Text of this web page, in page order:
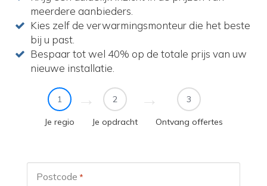
meerdere aanbieders.
Kies zelf de verwarmingsmonteur die het beste
bij u past.
Bespaar tot wel 40% op de totale prijs van uw
nieuwe installatie.
1
Je regio
2
Je opdracht
3
Ontvang offertes
Postcode *